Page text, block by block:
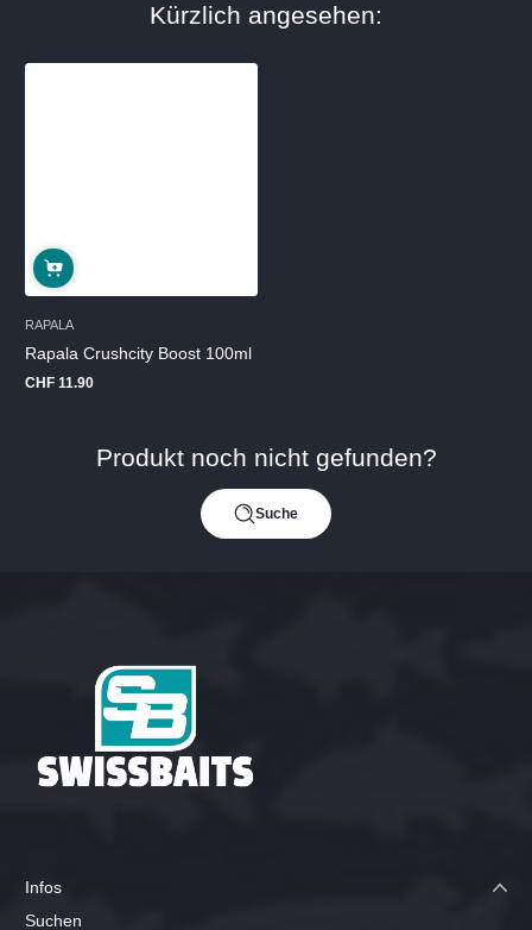
Kürzlich angesehen:
RAPALA
Rapala Crushcity Boost 100ml
Regulärer
CHF 11.90
Produkt noch nicht gefunden?
Suche
Infos
Suchen